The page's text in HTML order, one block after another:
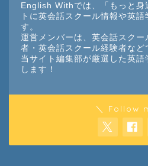
English Withでは、「もっと身
トに英会話スクール情報や英
す。
運営メンバーは、英会話スクー
者・英会話スクール経験者など
当サイト編集部が厳選した英
します！
＼ Follow